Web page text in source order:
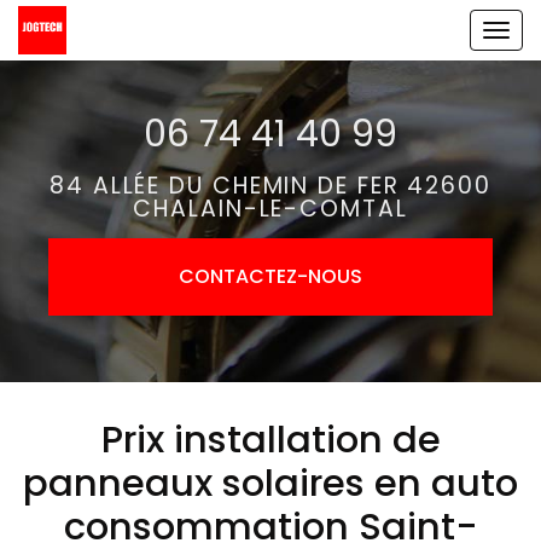
Aller
au
06 74 41 40 99
84 ALLÉE DU CHEMIN DE FER 42600
CHALAIN-LE-COMTAL
CONTACTEZ-NOUS
Prix installation de
panneaux solaires en auto
consommation Saint-